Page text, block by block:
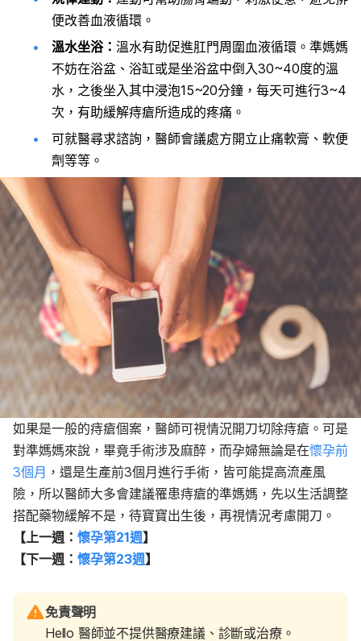
便改善血液循環。
溫水坐浴： 溫水有助促進肛門周圍血液循環。準媽媽
不妨在浴盆、浴缸或是坐浴盆中倒入30~40度的溫
水，之後坐入其中浸泡15~20分鐘，每天可進行3~4
次，有助緩解痔瘡所造成的疼痛。
可就醫尋求諮詢，醫師會議處方開立止痛軟膏、軟便
劑等等。
如果是一般的痔瘡個案，醫師可視情況開刀切除痔瘡。可是
對準媽媽來說，畢竟手術涉及麻醉，而孕婦無論是在懷孕前
3個月 ，還是生產前3個月進行手術，皆可能提高流產風
險，所以醫師大多會建議罹患痔瘡的準媽媽，先以生活調整
搭配藥物緩解不是，待寶寶出生後，再視情況考慮開刀。
【上一週： 懷孕第21週】
【下一週： 懷孕第23週】
免責聲明
Hello 醫師並不提供醫療建議、診斷或治療。